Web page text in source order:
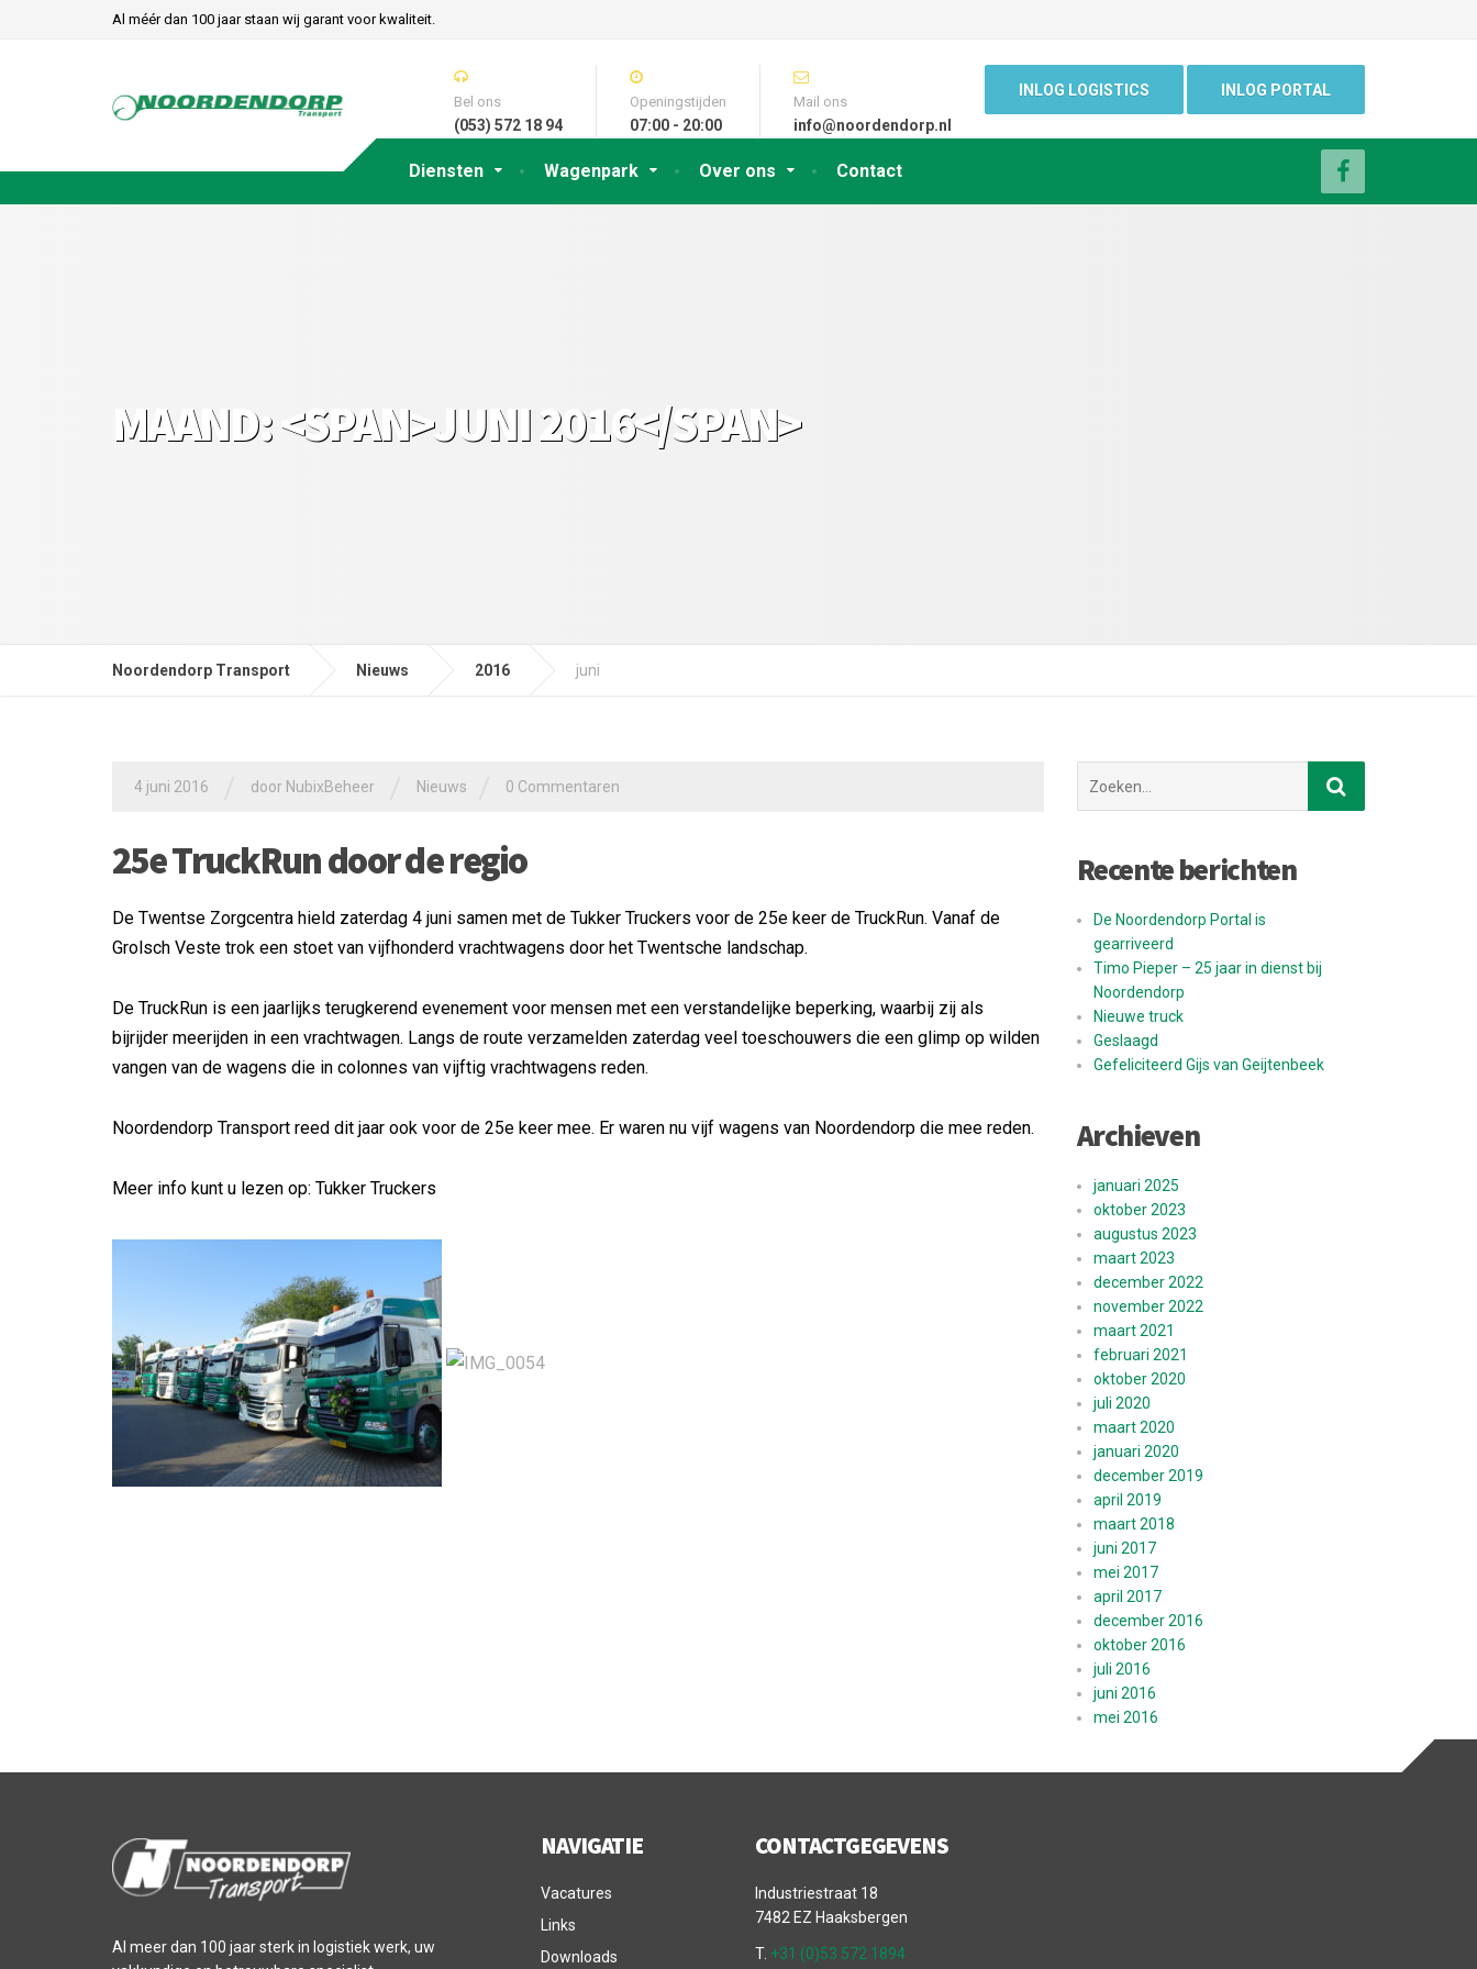
Al méér dan 100 jaar staan wij garant voor kwaliteit.
Diensten Wagenpark Over ons Contact
Bel ons
(053) 572 18 94
Openingstijden
07:00 - 20:00
Mail ons
info@noordendorp.nl
INLOG LOGISTICS INLOG PORTAL
MAAND: <SPAN>JUNI 2016</SPAN>
Noordendorp Transport Nieuws 2016 juni
4 juni 2016 door NubixBeheer Nieuws 0 Commentaren
25e TruckRun door de regio
De Twentse Zorgcentra hield zaterdag 4 juni samen met de Tukker Truckers voor de 25e keer de TruckRun. Vanaf de
Grolsch Veste trok een stoet van vijfhonderd vrachtwagens door het Twentsche landschap.
De TruckRun is een jaarlijks terugkerend evenement voor mensen met een verstandelijke beperking, waarbij zij als
bijrijder meerijden in een vrachtwagen. Langs de route verzamelden zaterdag veel toeschouwers die een glimp op wilden
vangen van de wagens die in colonnes van vijftig vrachtwagens reden.
Noordendorp Transport reed dit jaar ook voor de 25e keer mee. Er waren nu vijf wagens van Noordendorp die mee reden.
Meer info kunt u lezen op: Tukker Truckers
naar:
Recente berichten
De Noordendorp Portal is
gearriveerd
Timo Pieper – 25 jaar in dienst bij
Noordendorp
Nieuwe truck
Geslaagd
Gefeliciteerd Gijs van Geijtenbeek
Archieven
januari 2025
oktober 2023
augustus 2023
maart 2023
december 2022
november 2022
maart 2021
februari 2021
oktober 2020
juli 2020
maart 2020
januari 2020
december 2019
april 2019
maart 2018
juni 2017
mei 2017
april 2017
december 2016
oktober 2016
juli 2016
juni 2016
mei 2016
Al meer dan 100 jaar sterk in logistiek werk, uw
NAVIGATIE
Vacatures
Links
Downloads
CONTACTGEGEVENS
Industriestraat 18
7482 EZ Haaksbergen
T. +31 (0)53 572 1894